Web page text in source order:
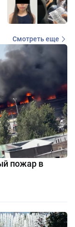
Смотреть еще
пожар в